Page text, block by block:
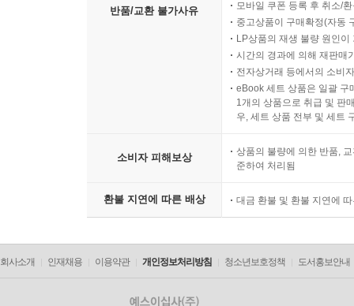
반품/교환 불가사유
모바일 쿠폰 등록 후 취소/
중고상품이 구매확정(자동
LP상품의 재생 불량 원인
시간의 경과에 의해 재판매
전자상거래 등에서의 소비
eBook 세트 상품은 일괄 구
1개의 상품으로 취급 및 판
우, 세트 상품 전부 및 세트
소비자 피해보상
상품의 불량에 의한 반품,
준하여 처리됨
환불 지연에 따른 배상 대금 환불 및 환불 지연에
회사소개 인재채용 이용약관 개인정보처리방침 청소년보호정책 도서홍보안내